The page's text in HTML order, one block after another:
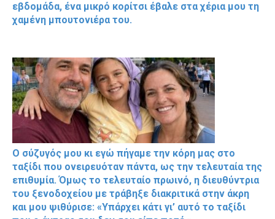
εβδομάδα, ένα μικρό κορίτσι έβαλε στα χέρια μου τη
χαμένη μπουτονιέρα του.
Ο σύζυγός μου κι εγώ πήγαμε την κόρη μας στο
ταξίδι που ονειρευόταν πάντα, ως την τελευταία της
επιθυμία. Όμως το τελευταίο πρωινό, η διευθύντρια
του ξενοδοχείου με τράβηξε διακριτικά στην άκρη
και μου ψιθύρισε: «Υπάρχει κάτι γι’ αυτό το ταξίδι